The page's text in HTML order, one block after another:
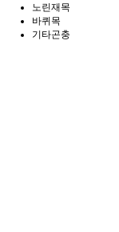
노린재목
바퀴목
기타곤충